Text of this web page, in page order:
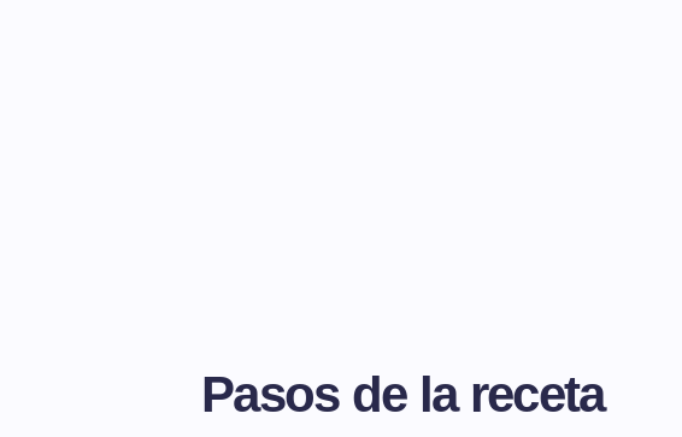
Pasos de la receta